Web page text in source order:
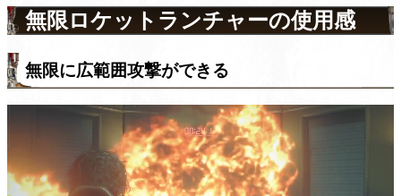
無限ロケットランチャーの使用感
無限に広範囲攻撃ができる